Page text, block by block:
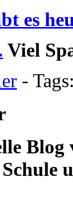
es
Viel
-